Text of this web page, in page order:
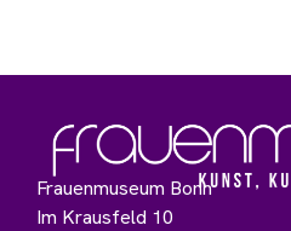
Frauenmuseum Bonn
Im Krausfeld 10